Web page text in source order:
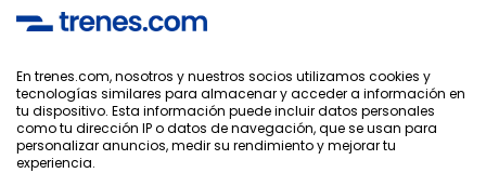
Política de Privacidad
Condiciones Generales
Política de Cookies
En trenes.com, nosotros y nuestros socios utilizamos cookies y
tecnologías similares para almacenar y acceder a información en
tu dispositivo. Esta información puede incluir datos personales
como tu dirección IP o datos de navegación, que se usan para
personalizar anuncios, medir su rendimiento y mejorar tu
experiencia.